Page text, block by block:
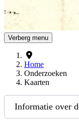
Verberg menu
Home
Onderzoeken
Kaarten
Informatie over